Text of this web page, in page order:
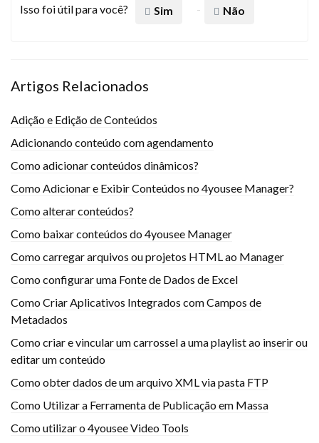
Isso foi útil para você? Sim Não
Artigos Relacionados
Adição e Edição de Conteúdos
Adicionando conteúdo com agendamento
Como adicionar conteúdos dinâmicos?
Como Adicionar e Exibir Conteúdos no 4yousee Manager?
Como alterar conteúdos?
Como baixar conteúdos do 4yousee Manager
Como carregar arquivos ou projetos HTML ao Manager
Como configurar uma Fonte de Dados de Excel
Como Criar Aplicativos Integrados com Campos de
Metadados
Como criar e vincular um carrossel a uma playlist ao inserir ou
editar um conteúdo
Como obter dados de um arquivo XML via pasta FTP
Como Utilizar a Ferramenta de Publicação em Massa
Como utilizar o 4yousee Video Tools